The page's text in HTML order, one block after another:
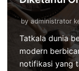
byadministrator
Tatkala dunia
modern
notifikasi yang